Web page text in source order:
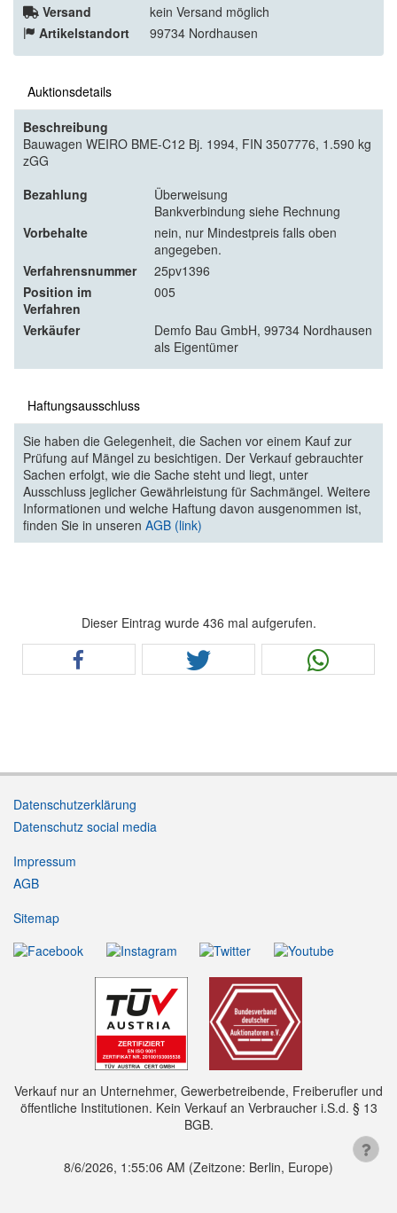
Versand
kein Versand möglich
Artikelstandort
99734 Nordhausen
Auktionsdetails
Beschreibung
Bauwagen WEIRO BME-C12 Bj. 1994, FIN 3507776, 1.590 kg
zGG
Bezahlung
Überweisung
Bankverbindung siehe Rechnung
Vorbehalte
nein, nur Mindestpreis falls oben
angegeben.
Verfahrensnummer
25pv1396
Position im
Verfahren
005
Verkäufer
Demfo Bau GmbH, 99734 Nordhausen
als Eigentümer
Haftungsausschluss
Sie haben die Gelegenheit, die Sachen vor einem Kauf zur
Prüfung auf Mängel zu besichtigen. Der Verkauf gebrauchter
Sachen erfolgt, wie die Sache steht und liegt, unter
Ausschluss jeglicher Gewährleistung für Sachmängel. Weitere
Informationen und welche Haftung davon ausgenommen ist,
finden Sie in unseren AGB (link)
Dieser Eintrag wurde 436 mal aufgerufen.
Datenschutzerklärung
Datenschutz social media
Impressum
AGB
Sitemap
Verkauf nur an Unternehmer, Gewerbetreibende, Freiberufler und
öffentliche Institutionen. Kein Verkauf an Verbraucher i.S.d. § 13
BGB.
8/6/2026, 1:55:07 AM (Zeitzone: Berlin, Europe)